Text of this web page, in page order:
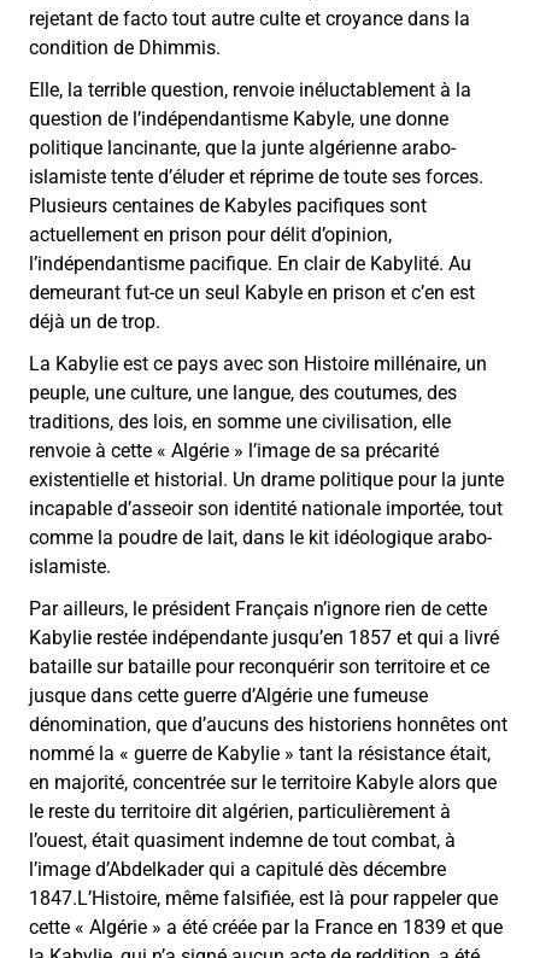
rejetant de facto tout autre culte et croyance dans la
condition de Dhimmis.
Elle, la terrible question, renvoie inéluctablement à la
question de l’indépendantisme Kabyle, une donne
politique lancinante, que la junte algérienne arabo-
islamiste tente d’éluder et réprime de toute ses forces.
Plusieurs centaines de Kabyles pacifiques sont
actuellement en prison pour délit d’opinion,
l’indépendantisme pacifique. En clair de Kabylité. Au
demeurant fut-ce un seul Kabyle en prison et c’en est
déjà un de trop.
La Kabylie est ce pays avec son Histoire millénaire, un
peuple, une culture, une langue, des coutumes, des
traditions, des lois, en somme une civilisation, elle
renvoie à cette « Algérie » l’image de sa précarité
existentielle et historial. Un drame politique pour la junte
incapable d’asseoir son identité nationale importée, tout
comme la poudre de lait, dans le kit idéologique arabo-
islamiste.
Par ailleurs, le président Français n’ignore rien de cette
Kabylie restée indépendante jusqu’en 1857 et qui a livré
bataille sur bataille pour reconquérir son territoire et ce
jusque dans cette guerre d’Algérie une fumeuse
dénomination, que d’aucuns des historiens honnêtes ont
nommé la « guerre de Kabylie » tant la résistance était,
en majorité, concentrée sur le territoire Kabyle alors que
le reste du territoire dit algérien, particulièrement à
l’ouest, était quasiment indemne de tout combat, à
l’image d’Abdelkader qui a capitulé dès décembre
1847.L’Histoire, même falsifiée, est là pour rappeler que
cette « Algérie » a été créée par la France en 1839 et que